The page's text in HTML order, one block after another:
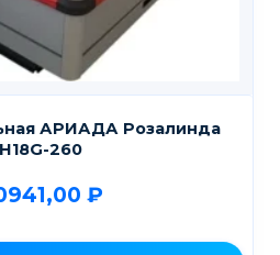
АРИАДА Розалинда
260
₽